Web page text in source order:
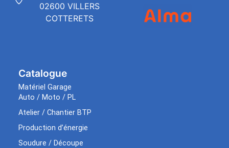
Catalogue
Matériel Garage
Auto / Moto / PL
Atelier / Chantier BTP
Production d’énergie
Soudure / Découpe
02600 VILLERS
COTTERETS